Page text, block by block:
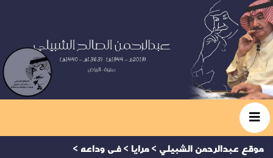
موقع عبدالرحمن الشبيلي > مرايا > فى وداعه >